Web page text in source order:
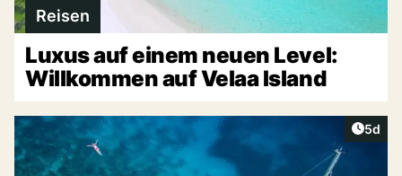
Reisen
Luxus auf einem neuen Level:
Willkommen auf Velaa Island
5d